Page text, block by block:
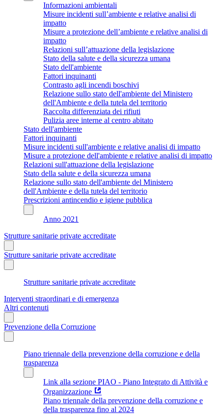
Informazioni ambientali
Misure incidenti sull’ambiente e relative analisi di
impatto
Misure a protezione dell’ambiente e relative analisi di
impatto
Relazioni sull’attuazione della legislazione
Stato della salute e della sicurezza umana
Stato dell'ambiente
Fattori inquinanti
Contrasto agli incendi boschivi
Relazione sullo stato dell'ambiente del Ministero
dell'Ambiente e della tutela del territorio
Raccolta differenziata dei rifiuti
Pulizia aree interne al centro abitato
Stato dell'ambiente
Fattori inquinanti
Misure incidenti sull'ambiente e relative analisi di impatto
Misure a protezione dell'ambiente e relative analisi di impatto
Relazioni sull'attuazione della legislazione
Stato della salute e della sicurezza umana
Relazione sullo stato dell'ambiente del Ministero
dell'Ambiente e della tutela del territorio
Prescrizioni antincendio e igiene pubblica
Anno 2021
Strutture sanitarie private accreditate
Strutture sanitarie private accreditate
Strutture sanitarie private accreditate
Interventi straordinari e di emergenza
Altri contenuti
Prevenzione della Corruzione
Piano triennale della prevenzione della corruzione e della
trasparenza
Link alla sezione PIAO - Piano Integrato di Attività e
Organizzazione
Piano triennale della prevenzione della corruzione e
della trasparenza fino al 2024